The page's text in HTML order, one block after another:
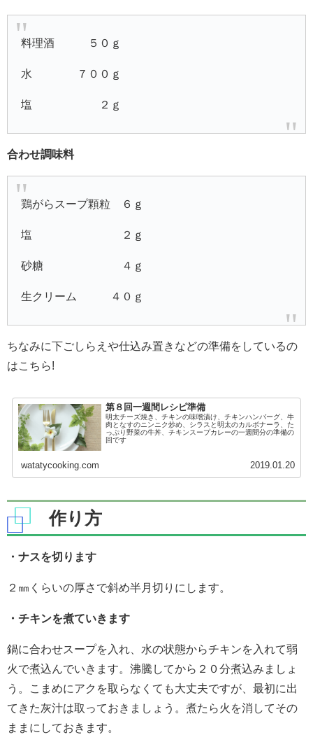
料理酒 ５０ｇ
水 ７００ｇ
塩 ２ｇ
合わせ調味料
鶏がらスープ顆粒 ６ｇ
塩 ２ｇ
砂糖 ４ｇ
生クリーム ４０ｇ
ちなみに下ごしらえや仕込み置きなどの準備をしているの
はこちら!
第８回一週間レシピ準備
明太チーズ焼き、チキンの味噌漬け、チキンハンバーグ、牛
肉となすのニンニク炒め、シラスと明太のカルボナーラ、た
っぷり野菜の牛丼、チキンスープカレーの一週間分の準備の
回です
watatycooking.com 2019.01.20
作り方
・ナスを切ります
２㎜くらいの厚さで斜め半月切りにします。
・チキンを煮ていきます
鍋に合わせスープを入れ、水の状態からチキンを入れて弱
火で煮込んでいきます。沸騰してから２０分煮込みましょ
う。こまめにアクを取らなくても大丈夫ですが、最初に出
てきた灰汁は取っておきましょう。煮たら火を消してその
ままにしておきます。